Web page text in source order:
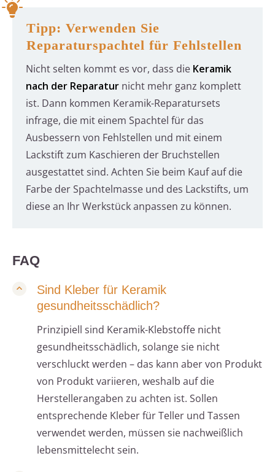
Tipp: Verwenden Sie
Reparaturspachtel für Fehlstellen
Nicht selten kommt es vor, dass die Keramik
nach der Reparatur nicht mehr ganz komplett
ist. Dann kommen Keramik-Reparatursets
infrage, die mit einem Spachtel für das
Ausbessern von Fehlstellen und mit einem
Lackstift zum Kaschieren der Bruchstellen
ausgestattet sind. Achten Sie beim Kauf auf die
Farbe der Spachtelmasse und des Lackstifts, um
diese an Ihr Werkstück anpassen zu können.
FAQ
Sind Kleber für Keramik
gesundheitsschädlich?
Prinzipiell sind Keramik-Klebstoffe nicht
gesundheitsschädlich, solange sie nicht
verschluckt werden – das kann aber von Produkt
von Produkt variieren, weshalb auf die
Herstellerangaben zu achten ist. Sollen
entsprechende Kleber für Teller und Tassen
verwendet werden, müssen sie nachweißlich
lebensmittelecht sein.